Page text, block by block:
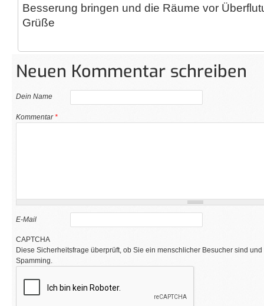
Besserung bringen und die Räume vor
Grüße
Neuen Kommentar schreiben
Dein Name
Kommentar*
E-Mail
CAPTCHA
Diese Sicherheitsfrage überprüft, ob Sie ein menschlicher Besucher sind
Spamming.